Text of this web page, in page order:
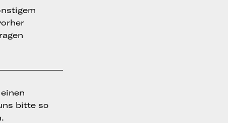
bitte so